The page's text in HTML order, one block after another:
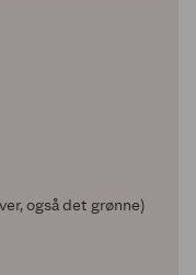
også det grønne)